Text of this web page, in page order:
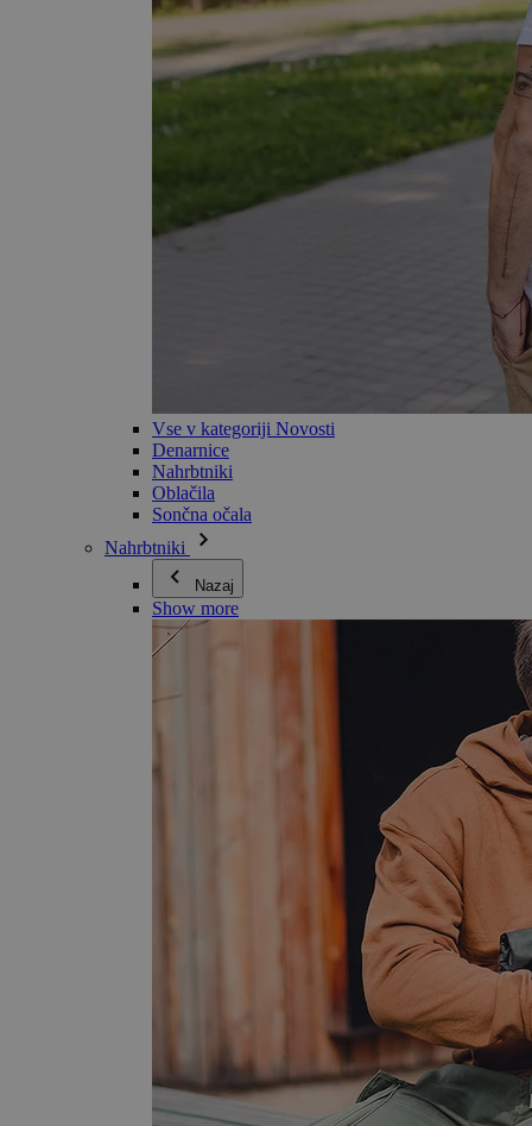
Vse v kategoriji Novosti
Denarnice
Nahrbtniki
Oblačila
Sončna očala
Nahrbtniki
Nazaj
Show more